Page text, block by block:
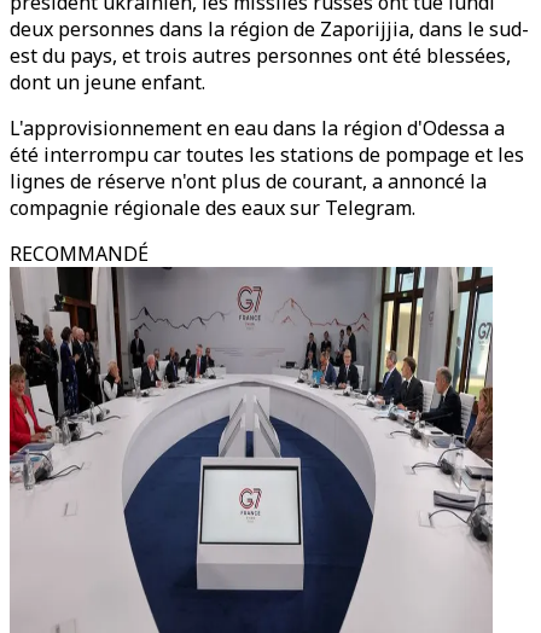
deux personnes dans la région de Zaporijjia, dans le sud-
est du pays, et trois autres personnes ont été blessées,
dont un jeune enfant.
L'approvisionnement en eau dans la région d'Odessa a
été interrompu car toutes les stations de pompage et les
lignes de réserve n'ont plus de courant, a annoncé la
compagnie régionale des eaux sur Telegram.
RECOMMANDÉ